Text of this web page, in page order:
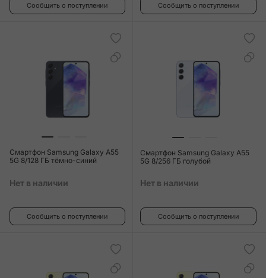
Сообщить о поступлении Сообщить о поступлении
Смартфон Samsung Galaxy A55
5G 8/128 ГБ тёмно-синий
Нет в наличии
Сообщить о поступлении
Смартфон Samsung Galaxy A55
5G 8/256 ГБ голубой
Нет в наличии
Сообщить о поступлении